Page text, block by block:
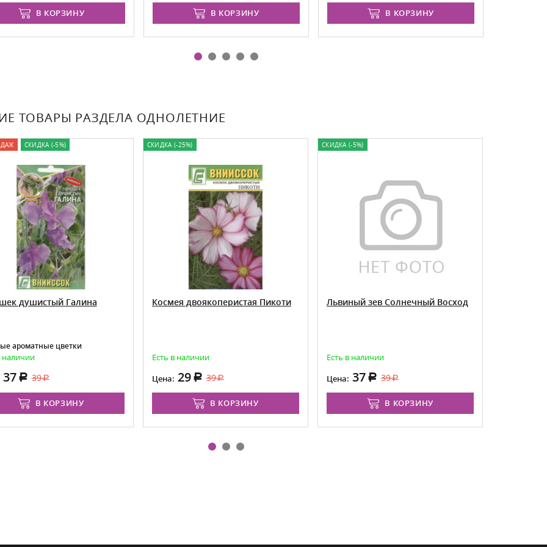
В КОРЗИНУ В КОРЗИНУ В КОРЗИНУ
ТОВАРЫ РАЗДЕЛА ОДНОЛЕТНИЕ
СКИДКА (-5%)
душистый Галина
ароматные цветки
наличии
37 39
В КОРЗИНУ
СКИДКА (-25%)
Космея двоякоперистая Пикоти
Есть в наличии
Цена: 29 39
В КОРЗИНУ
СКИДКА (-5%)
Львиный зев Солнечный Восход
Есть в наличии
Цена: 37 39
В КОРЗИНУ